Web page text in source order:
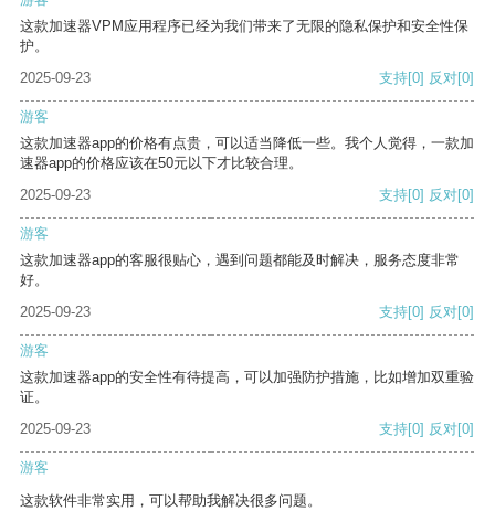
这款加速器VPM应用程序已经为我们带来了无限的隐私保护和安全性保
护。
2025-09-23
支持[0] 反对[0]
游客
这款加速器app的价格有点贵，可以适当降低一些。我个人觉得，一款加
速器app的价格应该在50元以下才比较合理。
2025-09-23
支持[0] 反对[0]
游客
这款加速器app的客服很贴心，遇到问题都能及时解决，服务态度非常
好。
2025-09-23
支持[0] 反对[0]
游客
这款加速器app的安全性有待提高，可以加强防护措施，比如增加双重验
证。
2025-09-23
支持[0] 反对[0]
游客
这款软件非常实用，可以帮助我解决很多问题。